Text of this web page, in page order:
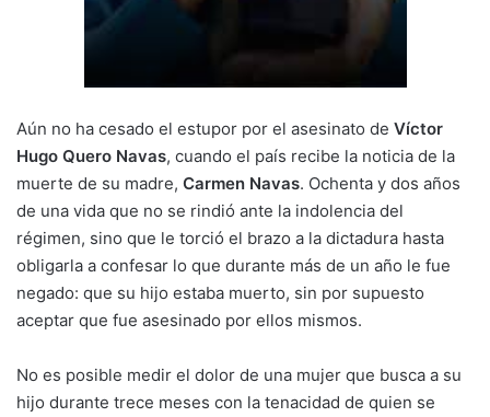
Aún no ha cesado el estupor por el asesinato de Víctor
Hugo Quero Navas, cuando el país recibe la noticia de la
muerte de su madre, Carmen Navas. Ochenta y dos años
de una vida que no se rindió ante la indolencia del
régimen, sino que le torció el brazo a la dictadura hasta
obligarla a confesar lo que durante más de un año le fue
negado: que su hijo estaba muerto, sin por supuesto
aceptar que fue asesinado por ellos mismos.
No es posible medir el dolor de una mujer que busca a su
hijo durante trece meses con la tenacidad de quien se